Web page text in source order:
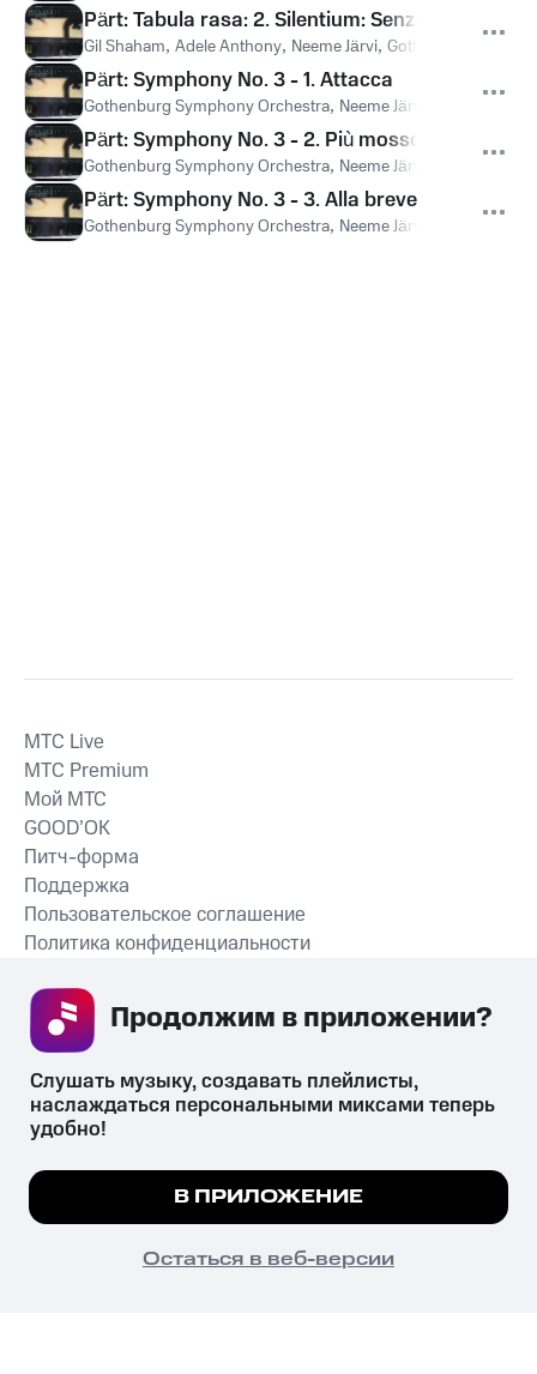
Pärt: Tabula rasa: 2. Silentium: Senza moto
Gil Shaham, Adele Anthony, Neeme Järvi, Gothenburg
Pärt: Symphony No. 3 - 1. Attacca
Gothenburg Symphony Orchestra, Neeme Järvi
Pärt: Symphony No. 3 - 2. Più mosso Attacca
Gothenburg Symphony Orchestra, Neeme Järvi
Pärt: Symphony No. 3 - 3. Alla breve
Gothenburg Symphony Orchestra, Neeme Järvi
СКАЧАТЬ ПРИЛОЖЕНИЕ
MTС Live
MTС Premium
Мой МТС
GOOD’OK
Питч-форма
Поддержка
Пользовательское соглашение
Политика конфиденциальности
психотропных веществ, их аналогов причиняет вред здоровью,
их незаконный оборот запрещён и влечёт установленную
законодательством ответственность.
© 2026 ООО «КИОН».
Все права защищены
Мы используем куки, чтобы на сайте все
Подробнее
ПОНЯТНО
Слушать музыку, создавать плейлисты,
наслаждаться персональными миксами теперь
удобно!
В ПРИЛОЖЕНИЕ
Остаться в веб-версии